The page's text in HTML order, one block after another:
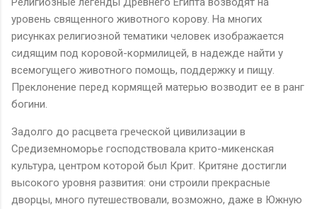
уровень священного животного корову. На многих
рисунках религиозной тематики человек изображается
сидящим под коровой-кормилицей, в надежде найти у
всемогущего животного помощь, поддержку и пищу.
Преклонение перед кормящей матерью возводит ее в ранг
богини.
Задолго до расцвета греческой цивилизации в
Средиземноморье господствовала крито-микенская
культура, центром которой был Крит. Критяне достигли
высокого уровня развития: они строили прекрасные
дворцы, много путешествовали, возможно, даже в Южную